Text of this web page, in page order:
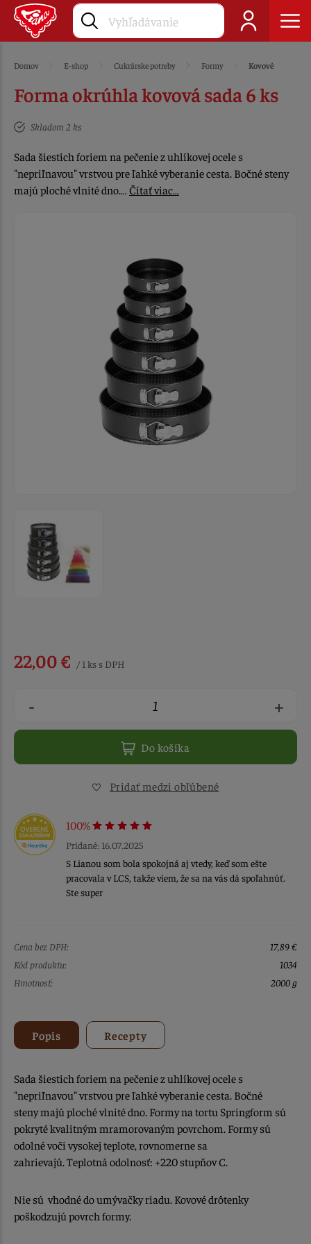
Domov E-shop Cukrárske potreby Formy Kovové
Forma okrúhla kovová sada 6 ks
Skladom 2 ks
Sada šiestich foriem na pečenie z uhlíkovej ocele s
"nepriľnavou" vrstvou pre ľahké vyberanie cesta. Bočné steny
majú ploché vlnité dno.… Čítať viac…
22,00 € / 1 ks s DPH
- +
Do košíka
Pridať medzi obľúbené
100%
Pridané: 16.07.2025
S Lianou som bola spokojná aj vtedy, keď som ešte
pracovala v LCS, takže viem, že sa na vás dá spoľahnúť.
Ste super
Cena bez DPH:
17,89 €
Kód produktu:
1034
Hmotnosť:
2000 g
Popis Recepty
Sada šiestich foriem na pečenie z uhlíkovej ocele s
"nepriľnavou" vrstvou pre ľahké vyberanie cesta. Bočné
steny majú ploché vlnité dno. Formy na tortu Springform sú
pokryté kvalitným mramorovaným povrchom. Formy sú
odolné voči vysokej teplote, rovnomerne sa
zahrievajú. Teplotná odolnosť: +220 stupňov C.
Nie sú vhodné do umývačky riadu. Kovové drôtenky
poškodzujú povrch formy.